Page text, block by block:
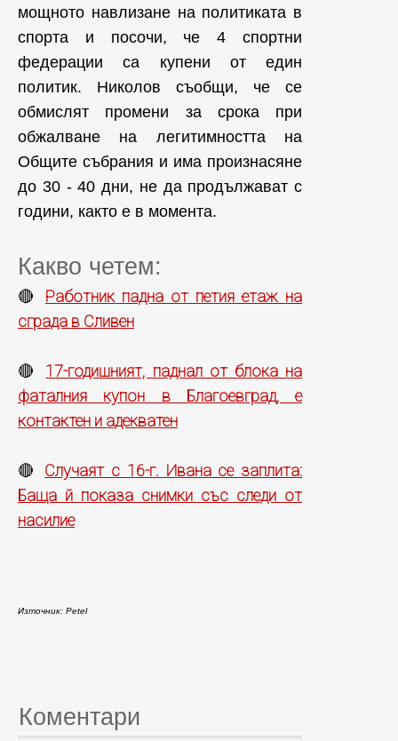
мощното навлизане на политиката в
спорта и посочи, че 4 спортни
федерации са купени от един
политик. Николов съобщи, че се
обмислят промени за срока при
обжалване на легитимността на
Общите събрания и има произнасяне
до 30 - 40 дни, не да продължават с
години, както е в момента.
Какво четем:
🔴 Работник падна от петия етаж на
сграда в Сливен
🔴 17-годишният, паднал от блока на
фаталния купон в Благоевград, е
контактен и адекватен
🔴 Случаят с 16-г. Ивана се заплита:
Баща й показа снимки със следи от
насилие
Източник: Petel
Коментари